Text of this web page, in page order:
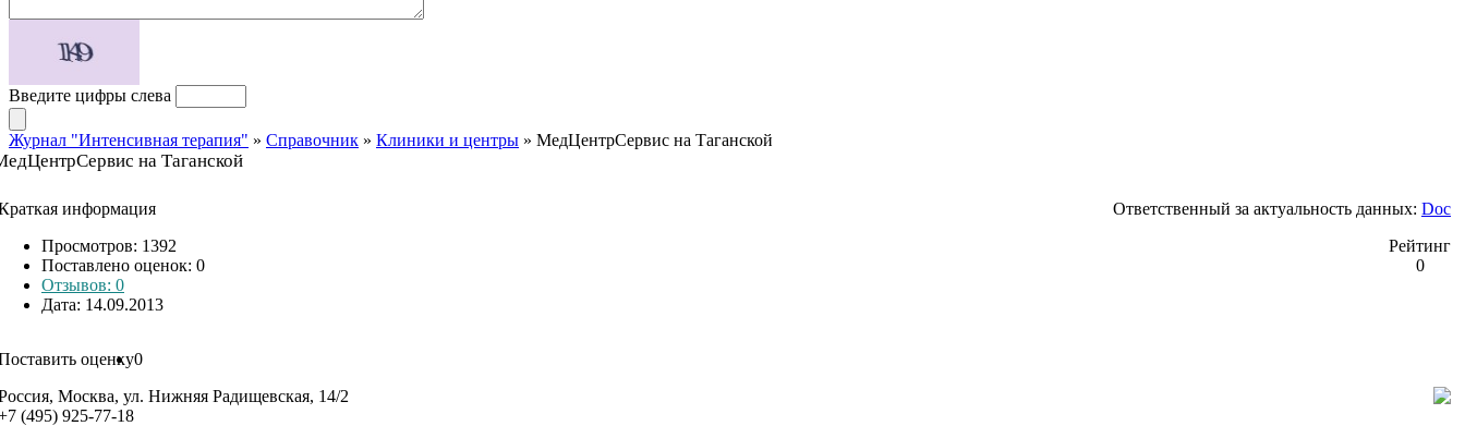
Введите цифры слева
Журнал "Интенсивная терапия" » Справочник » Клиники и центры » МедЦентрСервис на Таганской
на Таганской
информация Ответственный за актуальность данных: Doc
Рейтинг
0
Просмотров: 1392
Поставлено оценок: 0
Отзывов: 0
Дата: 14.09.2013
оценку0
Москва, ул. Нижняя Радищевская, 14/2
(495) 925-77-18